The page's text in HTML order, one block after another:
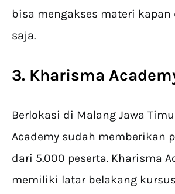
bisa mengakses materi
saja.
3. Kharisma
Berlokasi di Malang Jawa
Academy sudah memberikan
dari 5.000 peserta. Kharisma
memiliki latar belakang